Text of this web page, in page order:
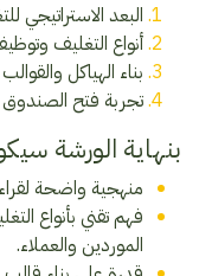
البعد الاستراتيجي
أنواع التغليف
بناء الهياكل والقوالب
تجربة فتح الصندوق
بنهاية الورشة
منهجية واضحة
فهم تقني بأنواع
الموردين والعملاء.